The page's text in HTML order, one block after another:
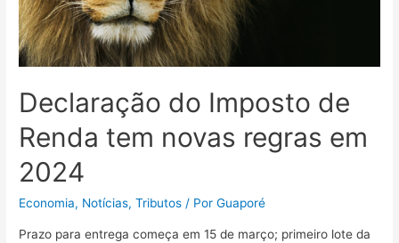
Declaração do Imposto de
Renda tem novas regras em
2024
Economia, Notícias,Tributos / PorGuaporé
Prazo para entrega começa em 15 de março; primeiro lote da